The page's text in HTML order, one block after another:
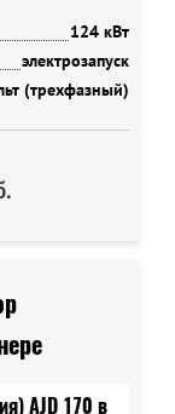
124 кВт
электрозапуск
(трехфазный)